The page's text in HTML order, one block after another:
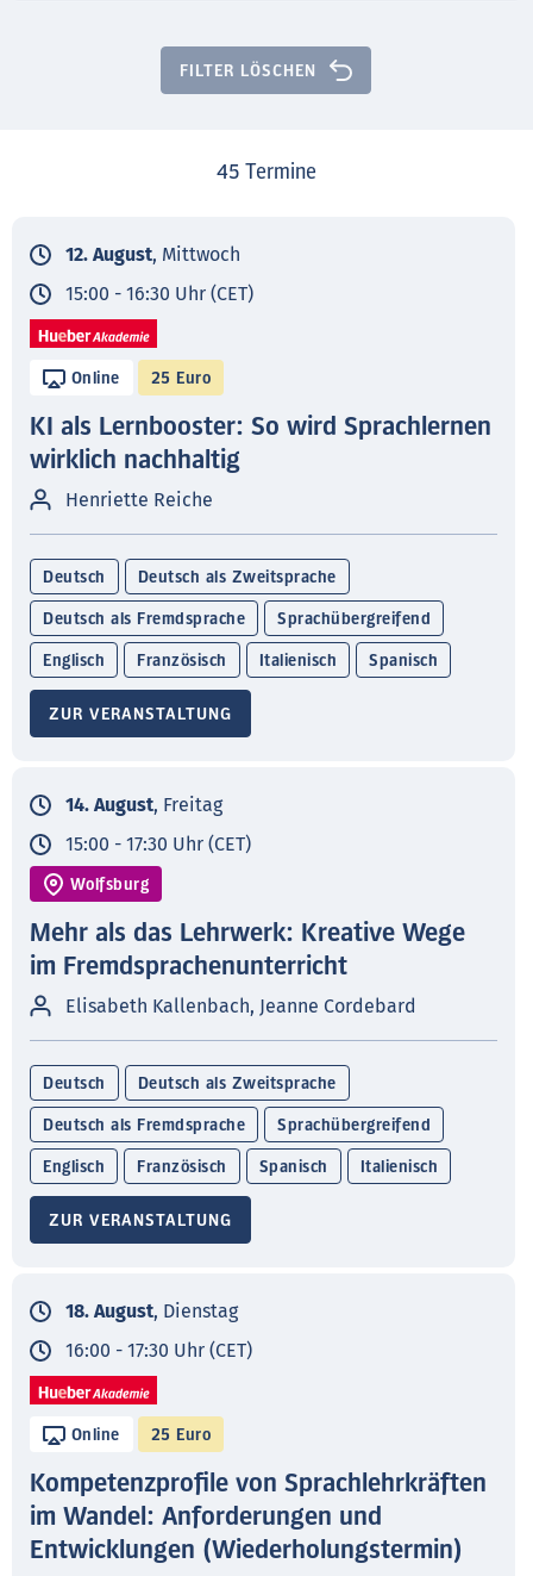
FILTER LÖSCHEN
45 Termine
12. August, Mittwoch
15:00 - 16:30 Uhr (CET)
Online 25 Euro
KI als Lernbooster: So wird Sprachlernen
wirklich nachhaltig
Henriette Reiche
Deutsch Deutsch als Zweitsprache
Deutsch als Fremdsprache Sprachübergreifend
Englisch Französisch Italienisch Spanisch
ZUR VERANSTALTUNG
14. August, Freitag
15:00 - 17:30 Uhr (CET)
Wolfsburg
Mehr als das Lehrwerk: Kreative Wege
im Fremdsprachenunterricht
Elisabeth Kallenbach, Jeanne Cordebard
Deutsch Deutsch als Zweitsprache
Deutsch als Fremdsprache Sprachübergreifend
Englisch Französisch Spanisch Italienisch
ZUR VERANSTALTUNG
18. August, Dienstag
16:00 - 17:30 Uhr (CET)
Online 25 Euro
Kompetenzprofile von Sprachlehrkräften
im Wandel: Anforderungen und
Entwicklungen (Wiederholungstermin)